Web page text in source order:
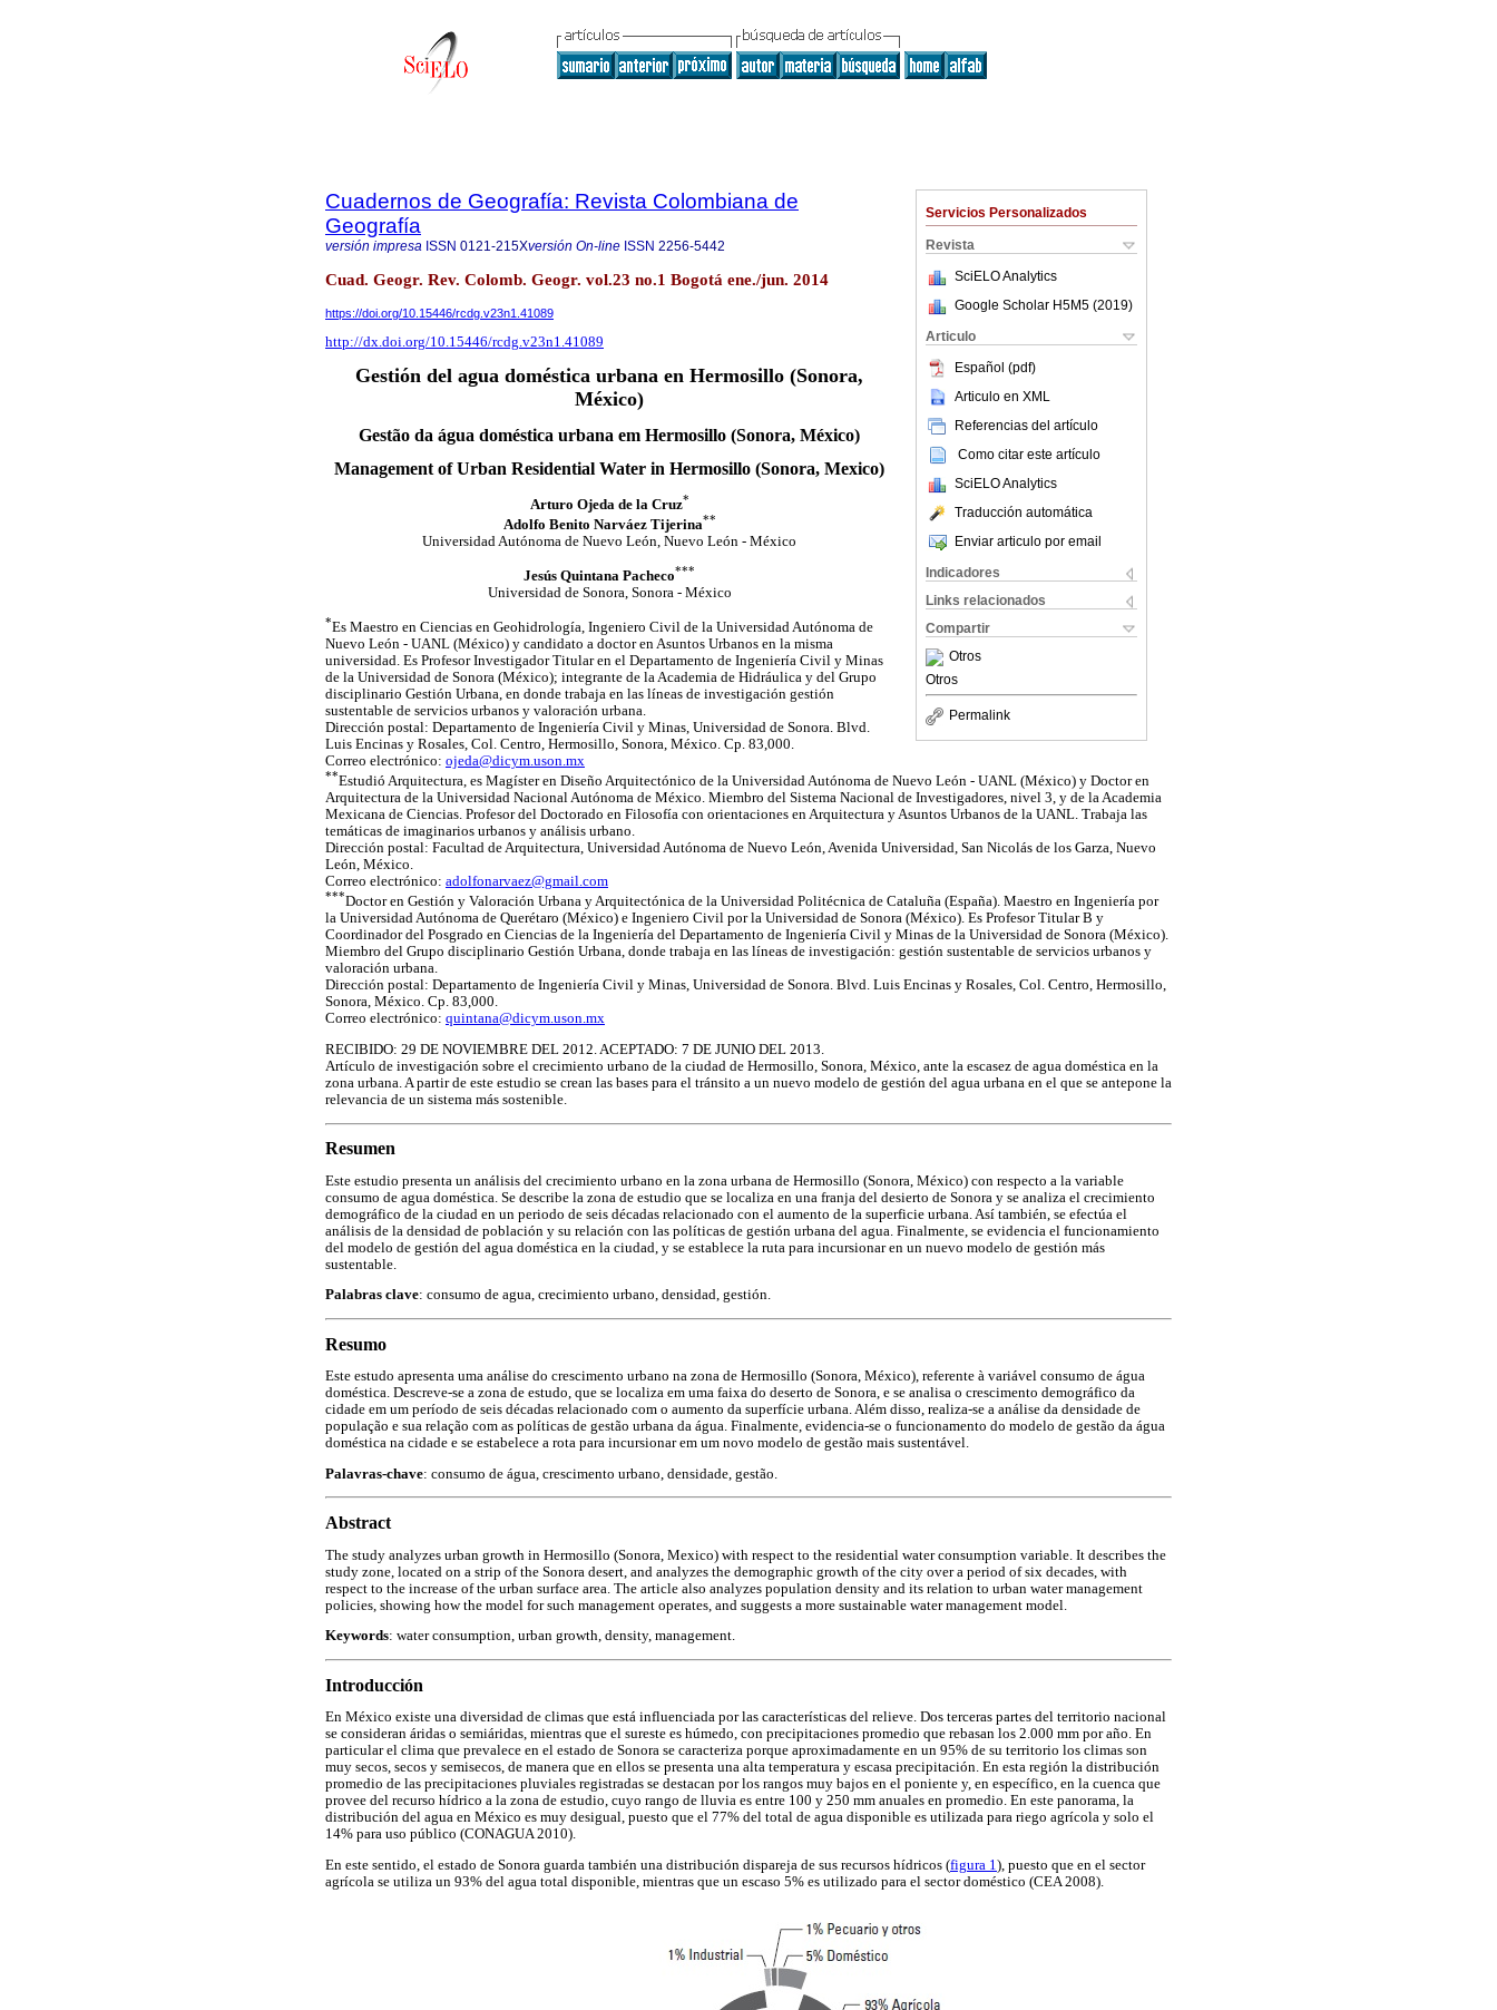
Servicios Personalizados
Revista
SciELO Analytics
Google Scholar H5M5 (2019)
Articulo
Español (pdf)
Articulo en XML
Referencias del artículo
Como citar este artículo
SciELO Analytics
Traducción automática
Enviar articulo por email
Indicadores
Links relacionados
Compartir
Otros
Otros
Permalink
Cuadernos de Geografía: Revista Colombiana de
Geografía
versión impresa ISSN 0121-215Xversión On-line ISSN 2256-5442
Cuad. Geogr. Rev. Colomb. Geogr. vol.23 no.1 Bogotá ene./jun. 2014
https://doi.org/10.15446/rcdg.v23n1.41089
http://dx.doi.org/10.15446/rcdg.v23n1.41089
Gestión del agua doméstica urbana en Hermosillo (Sonora,
México)
Gestão da água doméstica urbana em Hermosillo (Sonora, México)
Management of Urban Residential Water in Hermosillo (Sonora, Mexico)
Arturo Ojeda de la Cruz*
Adolfo Benito Narváez Tijerina**
Universidad Autónoma de Nuevo León, Nuevo León - México
Jesús Quintana Pacheco***
Universidad de Sonora, Sonora - México
*Es Maestro en Ciencias en Geohidrología, Ingeniero Civil de la Universidad Autónoma de
Nuevo León - UANL (México) y candidato a doctor en Asuntos Urbanos en la misma
universidad. Es Profesor Investigador Titular en el Departamento de Ingeniería Civil y Minas
de la Universidad de Sonora (México); integrante de la Academia de Hidráulica y del Grupo
disciplinario Gestión Urbana, en donde trabaja en las líneas de investigación gestión
sustentable de servicios urbanos y valoración urbana.
Dirección postal: Departamento de Ingeniería Civil y Minas, Universidad de Sonora. Blvd.
Luis Encinas y Rosales, Col. Centro, Hermosillo, Sonora, México. Cp. 83,000.
Correo electrónico: ojeda@dicym.uson.mx
**Estudió Arquitectura, es Magíster en Diseño Arquitectónico de la Universidad Autónoma de Nuevo León - UANL (México) y Doctor en
Arquitectura de la Universidad Nacional Autónoma de México. Miembro del Sistema Nacional de Investigadores, nivel 3, y de la Academia
Mexicana de Ciencias. Profesor del Doctorado en Filosofía con orientaciones en Arquitectura y Asuntos Urbanos de la UANL. Trabaja las
temáticas de imaginarios urbanos y análisis urbano.
Dirección postal: Facultad de Arquitectura, Universidad Autónoma de Nuevo León, Avenida Universidad, San Nicolás de los Garza, Nuevo
León, México.
Correo electrónico: adolfonarvaez@gmail.com
***Doctor en Gestión y Valoración Urbana y Arquitectónica de la Universidad Politécnica de Cataluña (España). Maestro en Ingeniería por
la Universidad Autónoma de Querétaro (México) e Ingeniero Civil por la Universidad de Sonora (México). Es Profesor Titular B y
Coordinador del Posgrado en Ciencias de la Ingeniería del Departamento de Ingeniería Civil y Minas de la Universidad de Sonora (México).
Miembro del Grupo disciplinario Gestión Urbana, donde trabaja en las líneas de investigación: gestión sustentable de servicios urbanos y
valoración urbana.
Dirección postal: Departamento de Ingeniería Civil y Minas, Universidad de Sonora. Blvd. Luis Encinas y Rosales, Col. Centro, Hermosillo,
Sonora, México. Cp. 83,000.
Correo electrónico: quintana@dicym.uson.mx
RECIBIDO: 29 DE NOVIEMBRE DEL 2012. ACEPTADO: 7 DE JUNIO DEL 2013.
Artículo de investigación sobre el crecimiento urbano de la ciudad de Hermosillo, Sonora, México, ante la escasez de agua doméstica en la
zona urbana. A partir de este estudio se crean las bases para el tránsito a un nuevo modelo de gestión del agua urbana en el que se antepone la
relevancia de un sistema más sostenible.
Resumen
Este estudio presenta un análisis del crecimiento urbano en la zona urbana de Hermosillo (Sonora, México) con respecto a la variable
consumo de agua doméstica. Se describe la zona de estudio que se localiza en una franja del desierto de Sonora y se analiza el crecimiento
demográfico de la ciudad en un periodo de seis décadas relacionado con el aumento de la superficie urbana. Así también, se efectúa el
análisis de la densidad de población y su relación con las políticas de gestión urbana del agua. Finalmente, se evidencia el funcionamiento
del modelo de gestión del agua doméstica en la ciudad, y se establece la ruta para incursionar en un nuevo modelo de gestión más
sustentable.
Palabras clave: consumo de agua, crecimiento urbano, densidad, gestión.
Resumo
Este estudo apresenta uma análise do crescimento urbano na zona de Hermosillo (Sonora, México), referente à variável consumo de água
doméstica. Descreve-se a zona de estudo, que se localiza em uma faixa do deserto de Sonora, e se analisa o crescimento demográfico da
cidade em um período de seis décadas relacionado com o aumento da superfície urbana. Além disso, realiza-se a análise da densidade de
população e sua relação com as políticas de gestão urbana da água. Finalmente, evidencia-se o funcionamento do modelo de gestão da água
doméstica na cidade e se estabelece a rota para incursionar em um novo modelo de gestão mais sustentável.
Palavras-chave: consumo de água, crescimento urbano, densidade, gestão.
Abstract
The study analyzes urban growth in Hermosillo (Sonora, Mexico) with respect to the residential water consumption variable. It describes the
study zone, located on a strip of the Sonora desert, and analyzes the demographic growth of the city over a period of six decades, with
respect to the increase of the urban surface area. The article also analyzes population density and its relation to urban water management
policies, showing how the model for such management operates, and suggests a more sustainable water management model.
Keywords: water consumption, urban growth, density, management.
Introducción
En México existe una diversidad de climas que está influenciada por las características del relieve. Dos terceras partes del territorio nacional
se consideran áridas o semiáridas, mientras que el sureste es húmedo, con precipitaciones promedio que rebasan los 2.000 mm por año. En
particular el clima que prevalece en el estado de Sonora se caracteriza porque aproximadamente en un 95% de su territorio los climas son
muy secos, secos y semisecos, de manera que en ellos se presenta una alta temperatura y escasa precipitación. En esta región la distribución
promedio de las precipitaciones pluviales registradas se destacan por los rangos muy bajos en el poniente y, en específico, en la cuenca que
provee del recurso hídrico a la zona de estudio, cuyo rango de lluvia es entre 100 y 250 mm anuales en promedio. En este panorama, la
distribución del agua en México es muy desigual, puesto que el 77% del total de agua disponible es utilizada para riego agrícola y solo el
14% para uso público (CONAGUA 2010).
En este sentido, el estado de Sonora guarda también una distribución dispareja de sus recursos hídricos (figura 1 ), puesto que en el sector
agrícola se utiliza un 93% del agua total disponible, mientras que un escaso 5% es utilizado para el sector doméstico (CEA 2008).